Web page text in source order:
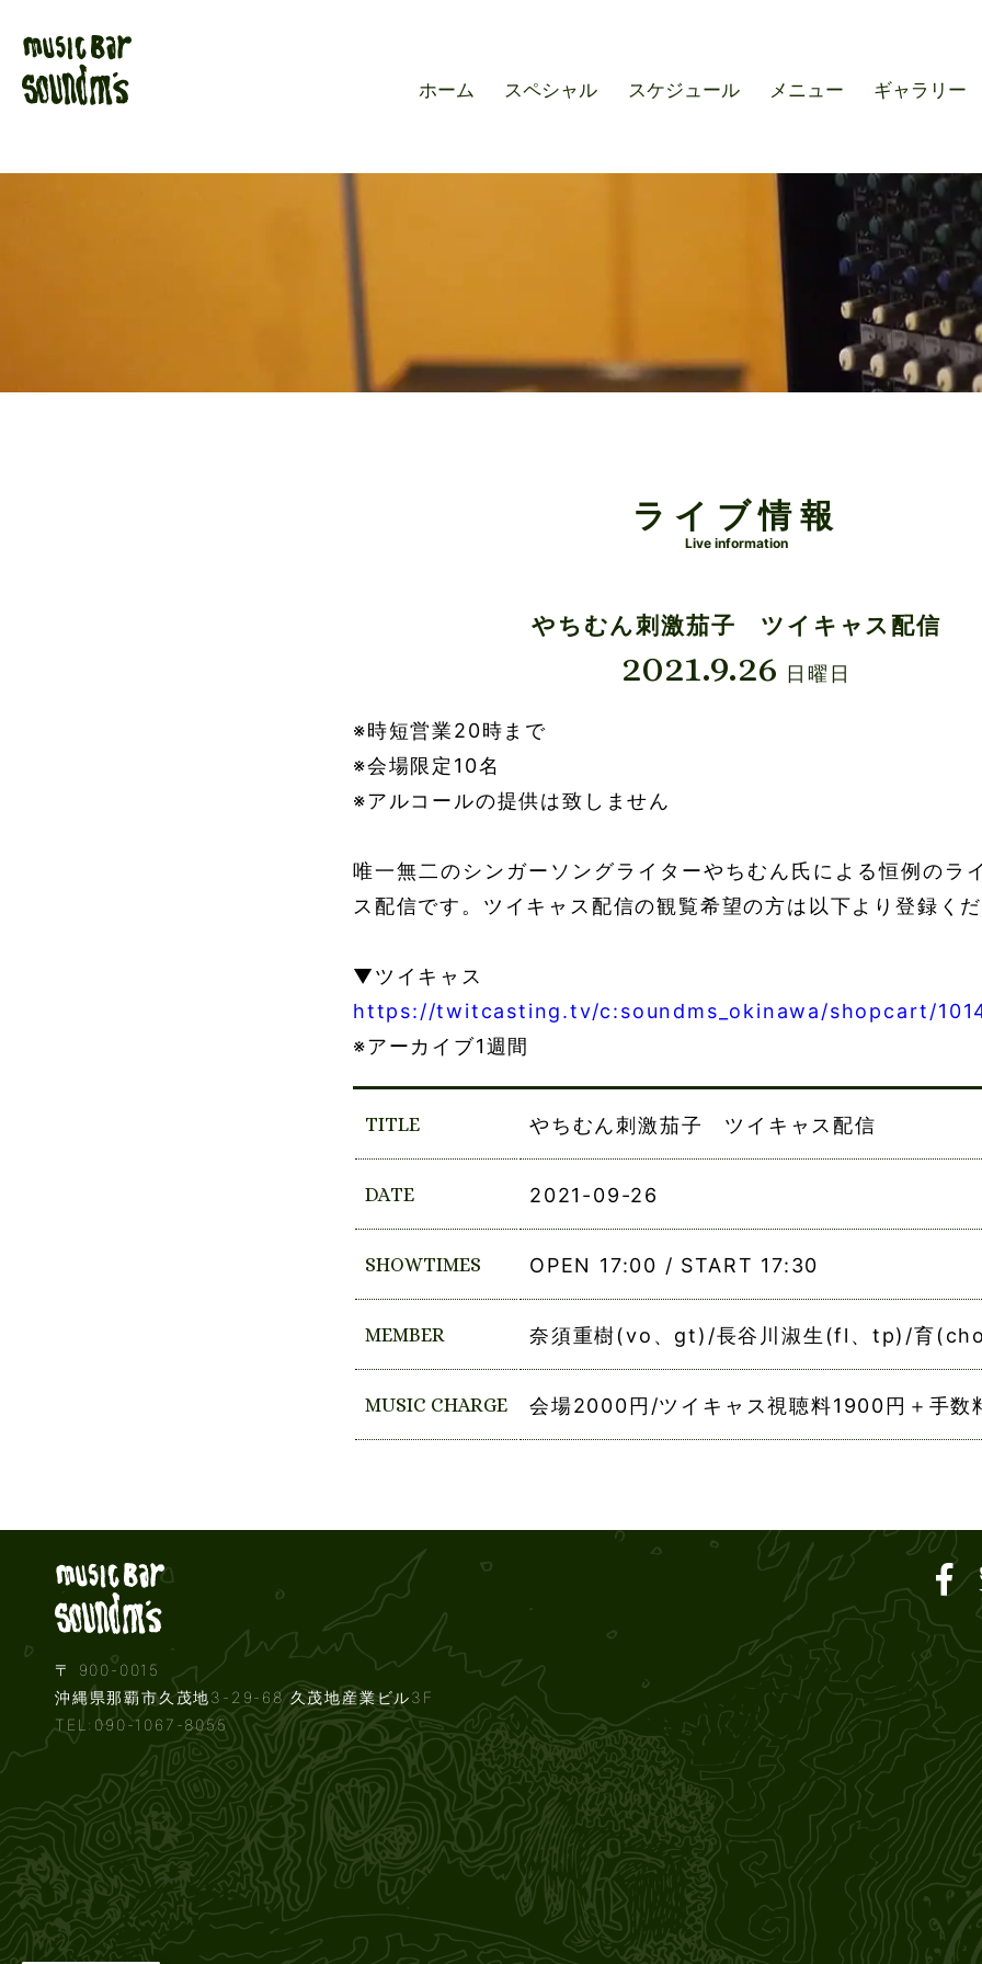
ホーム スペシャル スケジュール メニュー ギャラリー
ライブ情報
Live information
やちむん刺激茄子 ツイキャス配信
2021.9.26 日曜日
※時短営業20時まで
※会場限定10名
※アルコールの提供は致しません
唯一無二のシンガーソングライターやちむん氏による恒例のラ
ス配信です。ツイキャス配信の観覧希望の方は以下より登録くだ
▼ツイキャス
https://twitcasting.tv/c:soundms_okinawa/shopcart/
※アーカイブ1週間
TITLE やちむん刺激茄子 ツイキャス配信
DATE 2021-09-26
SHOWTIMES OPEN 17:00 / START 17:30
MEMBER 奈須重樹(vo、gt)/長谷川淑生(fl、tp)/育
MUSIC CHARGE 会場2000円/ツイキャス視聴料1900円＋手数
Live music bar SOUND M'S – サウンド
〒 900-0015
沖縄県那覇市久茂地3-29-68 久茂地産業ビル3F
TEL:090-1067-8055